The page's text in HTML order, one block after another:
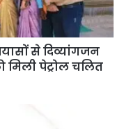
से दिव्यांगजन
पेट्रोल चलित